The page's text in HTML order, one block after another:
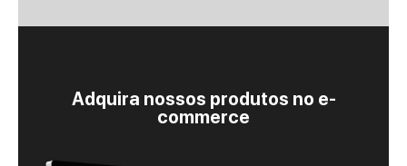
Adquira nossos produtos no e-
commerce